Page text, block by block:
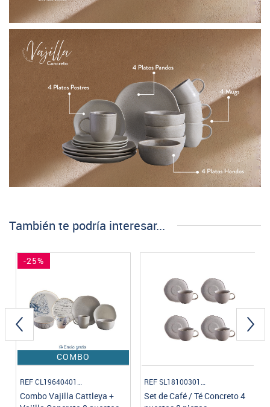
También te podría interesar...
REF SL1810030108
Set de Café / Té Concreto 4
REF PL1810126412
Mug 397.1ml Concreto